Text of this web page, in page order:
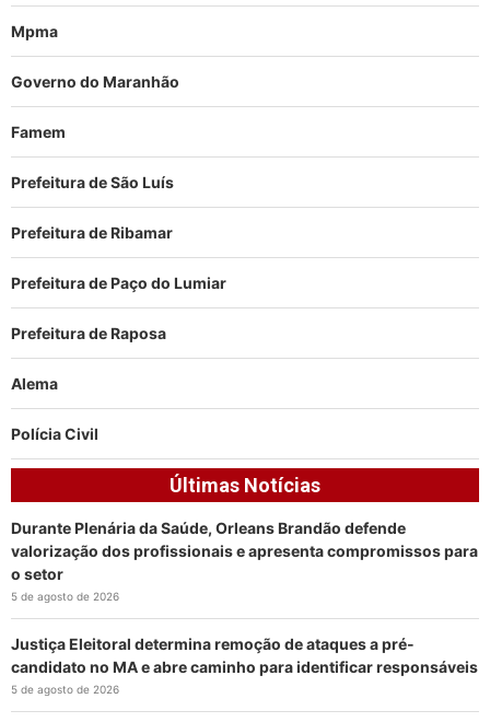
Mpma
Governo do Maranhão
Famem
Prefeitura de São Luís
Prefeitura de Ribamar
Prefeitura de Paço do Lumiar
Prefeitura de Raposa
Alema
Polícia Civil
Últimas Notícias
Durante Plenária da Saúde, Orleans Brandão defende
valorização dos profissionais e apresenta compromissos para
o setor
5 de agosto de 2026
Justiça Eleitoral determina remoção de ataques a pré-
candidato no MA e abre caminho para identificar responsáveis
5 de agosto de 2026